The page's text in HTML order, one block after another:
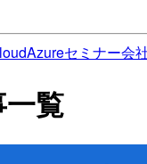
Azureセミナー会
覧